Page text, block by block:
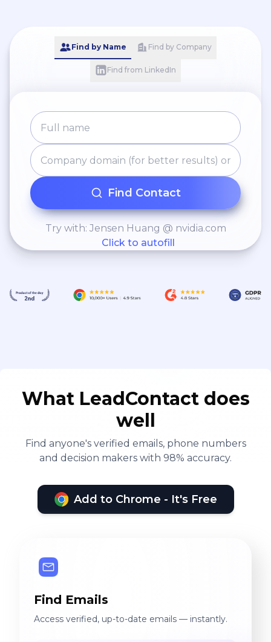
Find by Name Find by Company
Find from LinkedIn
Find Contact
Try with: Jensen Huang @ nvidia.com
Click to autofill
What LeadContact does
well
Find anyone's verified emails, phone numbers
and decision makers with 98% accuracy.
Add to Chrome - It's Free
Find Emails
Access verified, up-to-date emails — instantly.